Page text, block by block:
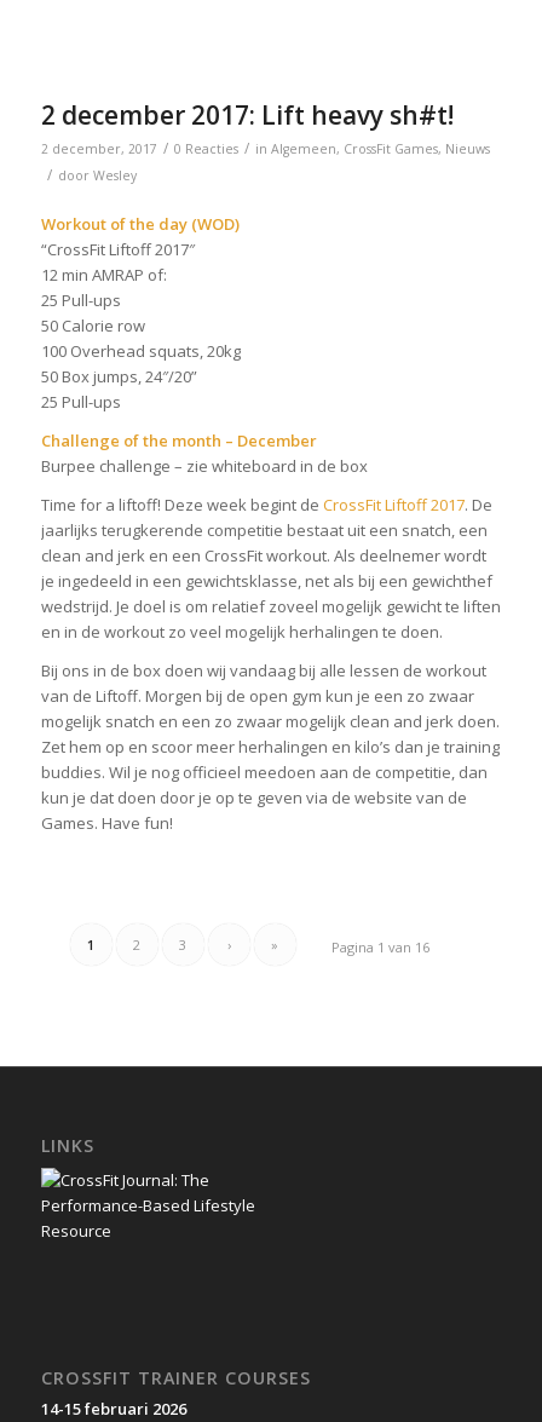
2 december 2017: Lift heavy sh#t!
2 december, 2017 / 0 Reacties / in Algemeen, CrossFit Games, Nieuws
/ door Wesley
Workout of the day (WOD)
“CrossFit Liftoff 2017″
12 min AMRAP of:
25 Pull-ups
50 Calorie row
100 Overhead squats, 20kg
50 Box jumps, 24″/20”
25 Pull-ups
Challenge of the month – December
Burpee challenge – zie whiteboard in de box
Time for a liftoff! Deze week begint de CrossFit Liftoff 2017. De
jaarlijks terugkerende competitie bestaat uit een snatch, een
clean and jerk en een CrossFit workout. Als deelnemer wordt
je ingedeeld in een gewichtsklasse, net als bij een gewichthef
wedstrijd. Je doel is om relatief zoveel mogelijk gewicht te liften
en in de workout zo veel mogelijk herhalingen te doen.
Bij ons in de box doen wij vandaag bij alle lessen de workout
van de Liftoff. Morgen bij de open gym kun je een zo zwaar
mogelijk snatch en een zo zwaar mogelijk clean and jerk doen.
Zet hem op en scoor meer herhalingen en kilo’s dan je training
buddies. Wil je nog officieel meedoen aan de competitie, dan
kun je dat doen door je op te geven via de website van de
Games. Have fun!
Pagina 1 van 16
1 2 3 › »
LINKS
CROSSFIT TRAINER COURSES
14-15 februari 2026